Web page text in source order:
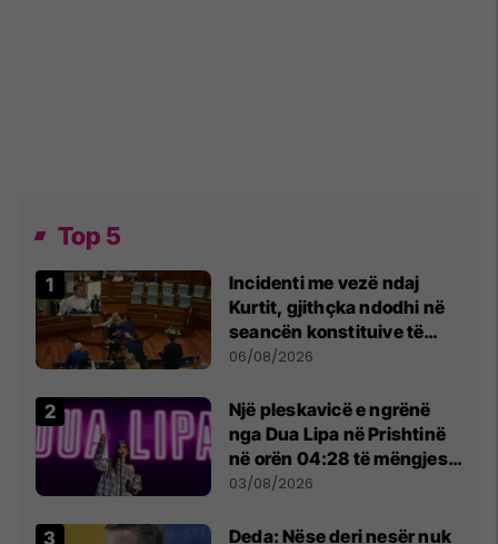
Top 5
Incidenti me vezë ndaj
Kurtit, gjithçka ndodhi në
seancën konstituive të
Kuvendit
06/08/2026
Një pleskavicë e ngrënë
nga Dua Lipa në Prishtinë
në orën 04:28 të mëngjesit
- dhe bota digjitale serbe
03/08/2026
Deda: Nëse deri nesër nuk